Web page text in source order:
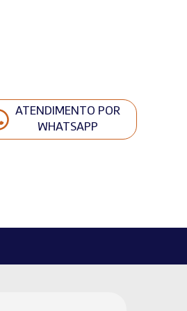
ATENDIMENTO POR
WHATSAPP